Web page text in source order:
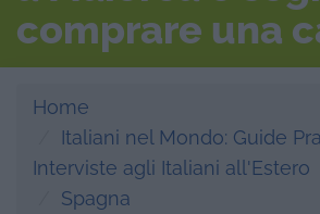
comprare una
Home
Italiani nel Mondo: Guide
Interviste agli Italiani all'Estero
Spagna